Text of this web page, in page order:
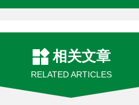
相关文章
RELATED ARTICLES